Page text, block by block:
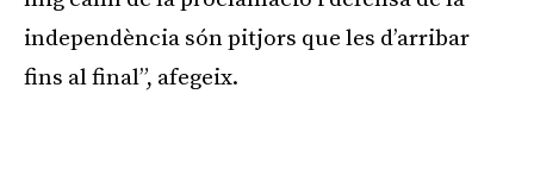
independència són pitjors que les d’arribar
fins al final”, afegeix.